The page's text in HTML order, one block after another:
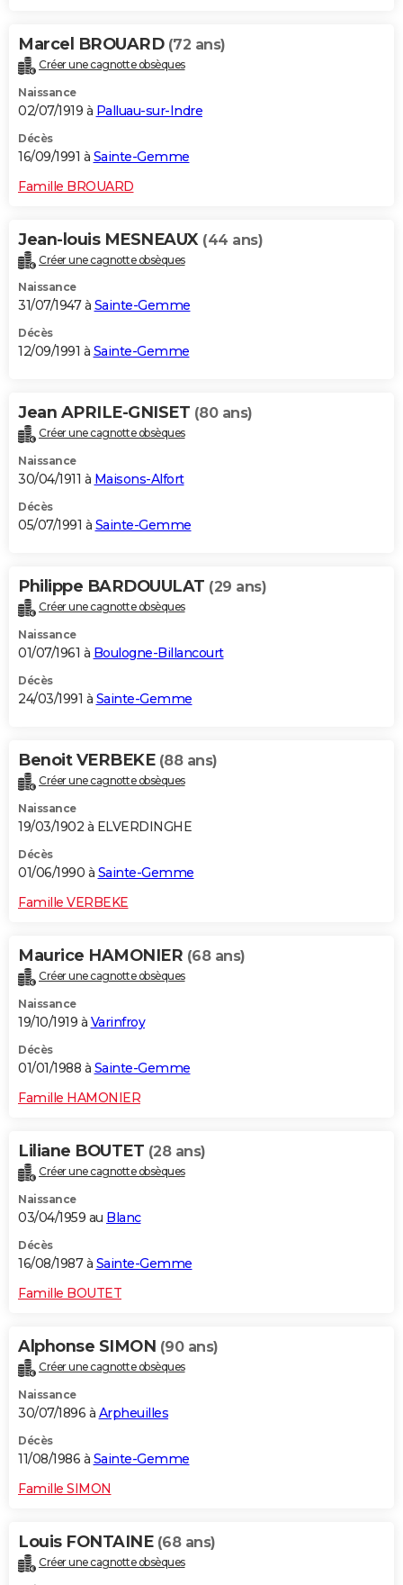
Marcel BROUARD (72 ans)
Créer une cagnotte obsèques
Naissance
02/07/1919 à Palluau-sur-Indre
Décès
16/09/1991 à Sainte-Gemme
Famille BROUARD
Jean-louis MESNEAUX (44 ans)
Créer une cagnotte obsèques
Naissance
31/07/1947 à Sainte-Gemme
Décès
12/09/1991 à Sainte-Gemme
Jean APRILE-GNISET (80 ans)
Créer une cagnotte obsèques
Naissance
30/04/1911 à Maisons-Alfort
Décès
05/07/1991 à Sainte-Gemme
Philippe BARDOUULAT (29 ans)
Créer une cagnotte obsèques
Naissance
01/07/1961 à Boulogne-Billancourt
Décès
24/03/1991 à Sainte-Gemme
Benoit VERBEKE (88 ans)
Créer une cagnotte obsèques
Naissance
19/03/1902 à ELVERDINGHE
Décès
01/06/1990 à Sainte-Gemme
Famille VERBEKE
Maurice HAMONIER (68 ans)
Créer une cagnotte obsèques
Naissance
19/10/1919 à Varinfroy
Décès
01/01/1988 à Sainte-Gemme
Famille HAMONIER
Liliane BOUTET (28 ans)
Créer une cagnotte obsèques
Naissance
03/04/1959 au Blanc
Décès
16/08/1987 à Sainte-Gemme
Famille BOUTET
Alphonse SIMON (90 ans)
Créer une cagnotte obsèques
Naissance
30/07/1896 à Arpheuilles
Décès
11/08/1986 à Sainte-Gemme
Famille SIMON
Louis FONTAINE (68 ans)
Créer une cagnotte obsèques